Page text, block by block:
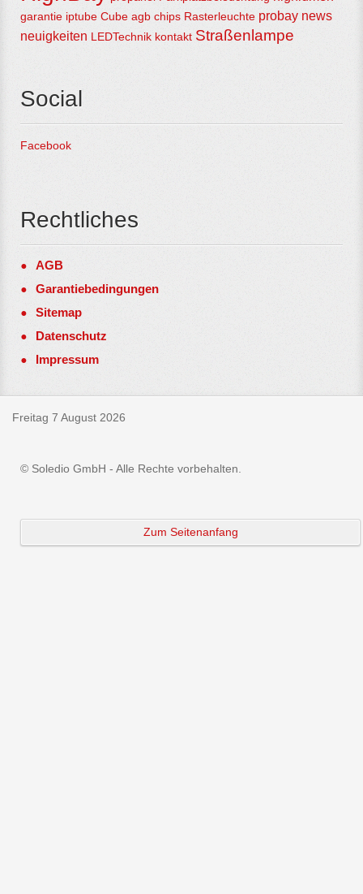
garantie iptube Cube agb chips Rasterleuchte probay news
neuigkeiten LEDTechnik kontakt Straßenlampe
Social
Facebook
Rechtliches
AGB
Garantiebedingungen
Sitemap
Datenschutz
Impressum
Freitag 7 August 2026
© Soledio GmbH - Alle Rechte vorbehalten.
Zum Seitenanfang